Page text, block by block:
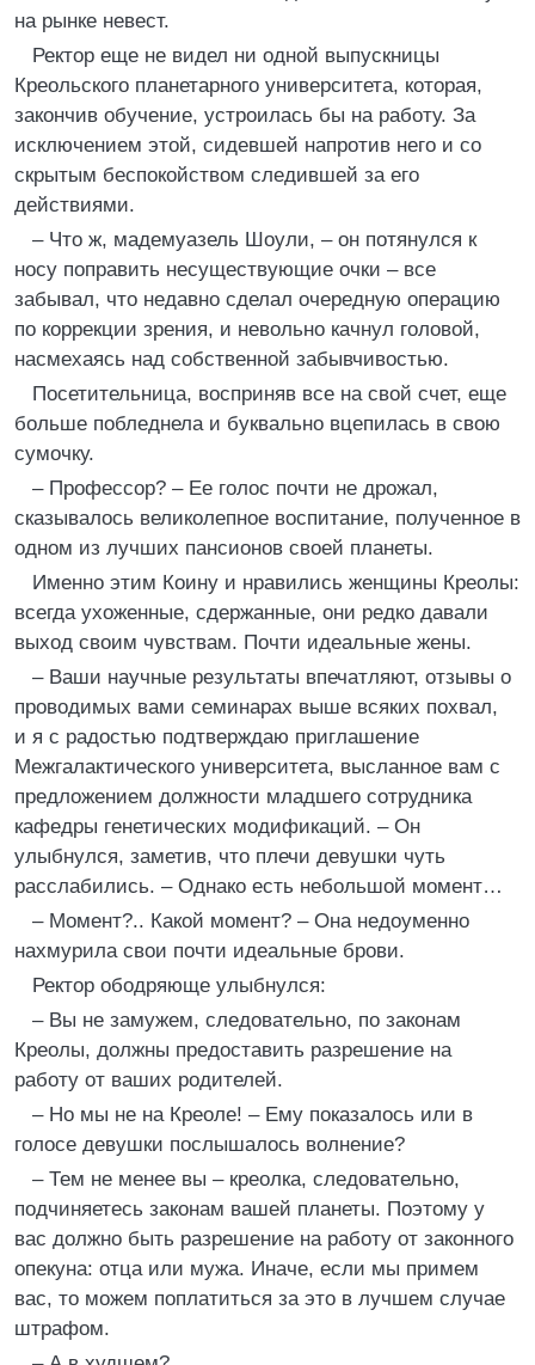
на рынке невест.
Ректор еще не видел ни одной выпускницы
Креольского планетарного университета, которая,
закончив обучение, устроилась бы на работу. За
исключением этой, сидевшей напротив него и со
скрытым беспокойством следившей за его
действиями.
– Что ж, мадемуазель Шоули, – он потянулся к
носу поправить несуществующие очки – все
забывал, что недавно сделал очередную операцию
по коррекции зрения, и невольно качнул головой,
насмехаясь над собственной забывчивостью.
Посетительница, восприняв все на свой счет, еще
больше побледнела и буквально вцепилась в свою
сумочку.
– Профессор? – Ее голос почти не дрожал,
сказывалось великолепное воспитание, полученное в
одном из лучших пансионов своей планеты.
Именно этим Коину и нравились женщины Креолы:
всегда ухоженные, сдержанные, они редко давали
выход своим чувствам. Почти идеальные жены.
– Ваши научные результаты впечатляют, отзывы о
проводимых вами семинарах выше всяких похвал,
и я с радостью подтверждаю приглашение
Межгалактического университета, высланное вам с
предложением должности младшего сотрудника
кафедры генетических модификаций. – Он
улыбнулся, заметив, что плечи девушки чуть
расслабились. – Однако есть небольшой момент…
– Момент?.. Какой момент? – Она недоуменно
нахмурила свои почти идеальные брови.
Ректор ободряюще улыбнулся:
– Вы не замужем, следовательно, по законам
Креолы, должны предоставить разрешение на
работу от ваших родителей.
– Но мы не на Креоле! – Ему показалось или в
голосе девушки послышалось волнение?
– Тем не менее вы – креолка, следовательно,
подчиняетесь законам вашей планеты. Поэтому у
вас должно быть разрешение на работу от законного
опекуна: отца или мужа. Иначе, если мы примем
вас, то можем поплатиться за это в лучшем случае
штрафом.